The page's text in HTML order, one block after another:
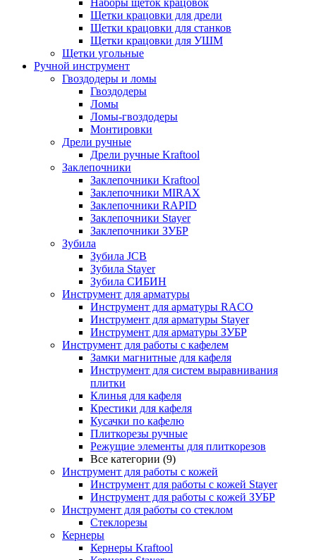
Наборы щеток крацовок
Щетки крацовки для дрели
Щетки крацовки для станков
Щетки крацовки для УШМ
Щетки угольные
Ручной инструмент
Гвоздодеры и ломы
Гвоздодеры
Ломы
Ломы-гвоздодеры
Монтировки
Дрели ручные
Дрели ручные Kraftool
Заклепочники
Заклепочники Kraftool
Заклепочники MIRAX
Заклепочники RAPID
Заклепочники Stayer
Заклепочники ЗУБР
Зубила
Зубила JCB
Зубила Stayer
Зубила СИБИН
Инструмент для арматуры
Инструмент для арматуры RACO
Инструмент для арматуры Stayer
Инструмент для арматуры ЗУБР
Инструмент для работы с кафелем
Замки магнитные для кафеля
Инструмент для систем выравнивания
плитки
Клинья для кафеля
Крестики для кафеля
Кусачки по кафелю
Плиткорезы ручные
Режущие элементы для плиткорезов
Все категории (9)
Инструмент для работы с кожей
Инструмент для работы с кожей Stayer
Инструмент для работы с кожей ЗУБР
Инструмент для работы со стеклом
Стеклорезы
Кернеры
Кернеры Kraftool